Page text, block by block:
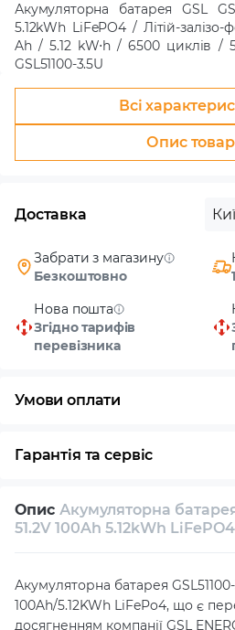
Акумуляторна батарея GSL
5.12kWh LiFePO4 / Літій-
Ah / 5.12 kW⋅h / 6500 циклів /
GSL51100-3.5U
Всі
Опис
Доставка
Забрати з магазину
Безкоштовно
Нова пошта
Згідно тарифів
перевізника
Умови оплати
Гарантія та сервіс
Власний сервісний центр
Опис Акумуляторна батарея
51.2V 100Ah 5.12kWh LiFePO4
Акумуляторна батарея
100Ah/5.12KWh LiFePo4, що є
досягненням компанії GSL